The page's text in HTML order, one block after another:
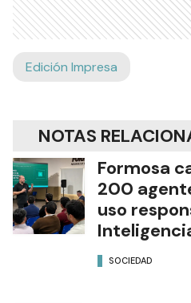
Edición Impresa
NOTAS
Formosa
200
uso
SOCIEDAD